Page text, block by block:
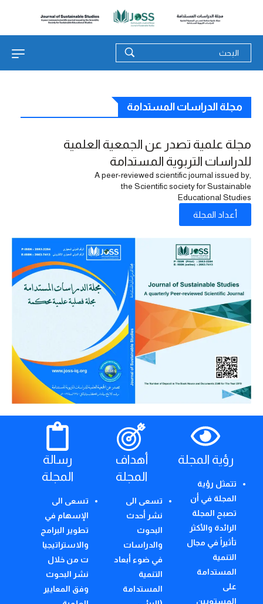
مجلة الدراسات المستدامة
مجلة علمية تصدر عن الجمعية العلمية
للدراسات التربوية المستدامة
the Scientific society for Sustainable
Educational Studies
أعداد المجلة
رؤية المجلة
تتمثل رؤية
المجلة في أن
تصبح المجلة
الرائدة والأكثر
تأثيراً في مجال
التنمية
المستدامة
على
المستويين
أهداف
المجلة
تسعى الى
نشر أحدث
البحوث
والدراسات
في ضوء أبعاد
التنمية
المستدامة
رسالة
المجلة
تسعى الى
الإسهام في
تطوير البرامج
والاستراتيجيا
ت من خلال
نشر البحوث
وفق المعايير